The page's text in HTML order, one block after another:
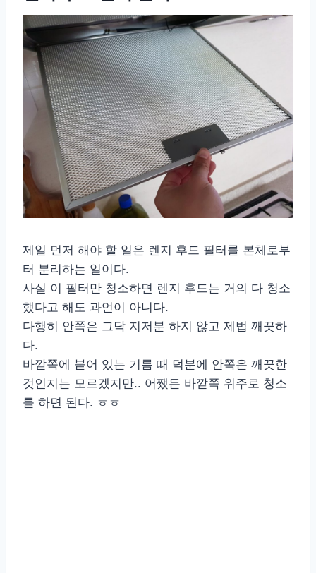
제일 먼저 해야 할 일은 렌지 후드 필터를 본체로부
터 분리하는 일이다.
사실 이 필터만 청소하면 렌지 후드는 거의 다 청소
했다고 해도 과언이 아니다.
다행히 안쪽은 그닥 지저분 하지 않고 제법 깨끗하
다.
바깥쪽에 붙어 있는 기름 때 덕분에 안쪽은 깨끗한
것인지는 모르겠지만.. 어쨌든 바깥쪽 위주로 청소
를 하면 된다. ㅎㅎ